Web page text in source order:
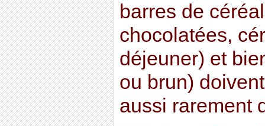
barres de
chocolatées,
déjeuner) et
ou brun)
aussi rarement